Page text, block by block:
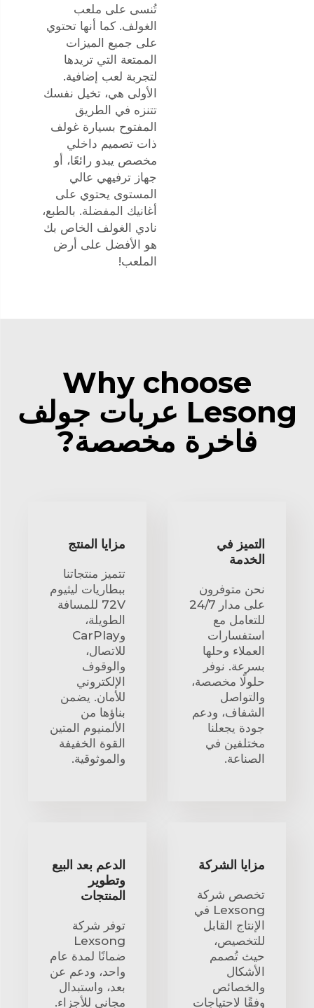
تُنسى على ملعب
الغولف. كما أنها تحتوي
على جميع الميزات
الممتعة التي تريدها
لتجربة لعب إضافية.
الأولى هي، تخيل نفسك
تتنزه في الطريق
المفتوح بسيارة غولف
ذات تصميم داخلي
مخصص يبدو رائعًا، أو
جهاز ترفيهي عالي
المستوى يحتوي على
أغانيك المفضلة. بالطبع،
نادي الغولف الخاص بك
هو الأفضل على أرض
الملعب!
Why choose
Lesong عربات جولف
فاخرة مخصصة?
التميز في
الخدمة
نحن متوفرون
على مدار 24/7
للتعامل مع
استفسارات
العملاء وحلها
بسرعة. نوفر
حلولًا مخصصة،
والتواصل
الشفاف، ودعم
جودة يجعلنا
مختلفين في
الصناعة.
مزايا المنتج
تتميز منتجاتنا
ببطاريات ليثيوم
72V للمسافة
الطويلة،
وCarPlay
للاتصال،
والوقوف
الإلكتروني
للأمان. يضمن
بناؤها من
الألمنيوم المتين
القوة الخفيفة
والموثوقية.
مزايا الشركة
تخصص شركة
Lexsong في
الإنتاج القابل
للتخصيص،
حيث تُصمم
الأشكال
والخصائص
وفقًا لاحتياجات
الدعم بعد البيع
وتطوير
المنتجات
توفر شركة
Lexsong
ضمانًا لمدة عام
واحد، ودعم عن
بعد، واستبدال
مجاني للأجزاء.